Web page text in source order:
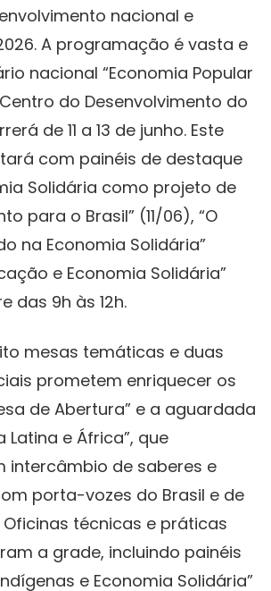
nacional e
A programação é vasta e
nacional “Economia Popular
do Desenvolvimento do
de 11 a 13 de junho. Este
com painéis de destaque
Solidária como projeto de
para o Brasil” (11/06), “O
na Economia Solidária”
e Economia Solidária”
das 9h às 12h.
mesas temáticas e duas
prometem enriquecer os
de Abertura” e a aguardada
Latina e África”, que
intercâmbio de saberes e
porta-vozes do Brasil e de
técnicas e práticas
a grade, incluindo painéis
e Economia Solidária”